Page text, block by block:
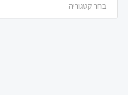
בחר קטגוריה